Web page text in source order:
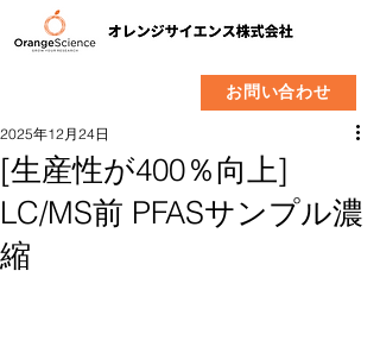
お問い合わせ
[生産性が400％向上]
LC/MS前 PFASサンプル濃
縮
2025年12月24日